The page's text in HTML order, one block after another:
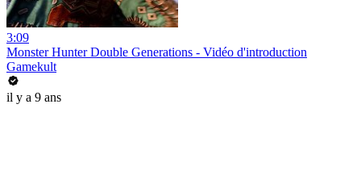
3:09
Monster Hunter Double Generations - Vidéo d'introduction
Gamekult
il y a 9 ans